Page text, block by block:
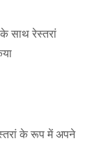
साथ रेस्तरां
के रूप में अपने